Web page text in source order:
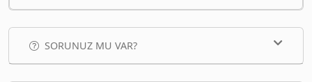
SORUNUZ MU VAR?